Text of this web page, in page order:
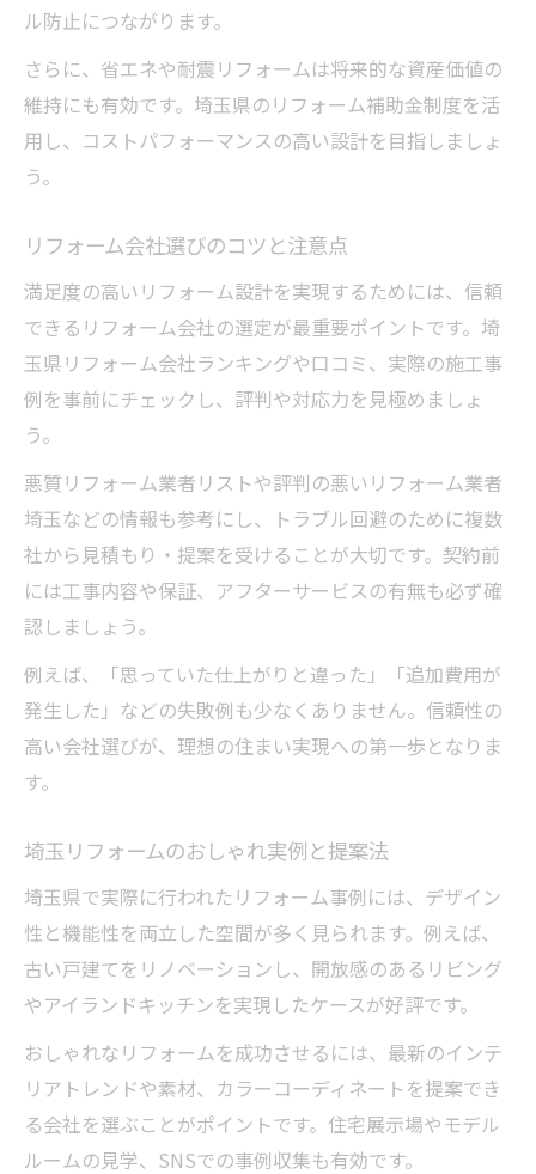
埼玉リフォーム補助金で費用負担を軽減
おしゃれ空間へのリフォーム設計術を学ぶ
おしゃれなリフォーム設計の基本ポイント
埼玉リフォームで叶う最新デザイン事例
リフォーム設計で住まいの印象を一新
ル防止につながります。
さらに、省エネや耐震リフォームは将来的な資産価値の
維持にも有効です。埼玉県のリフォーム補助金制度を活
用し、コストパフォーマンスの高い設計を目指しましょ
う。
リフォーム会社選びのコツと注意点
満足度の高いリフォーム設計を実現するためには、信頼
できるリフォーム会社の選定が最重要ポイントです。埼
玉県リフォーム会社ランキングや口コミ、実際の施工事
例を事前にチェックし、評判や対応力を見極めましょ
う。
悪質リフォーム業者リストや評判の悪いリフォーム業者
埼玉などの情報も参考にし、トラブル回避のために複数
社から見積もり・提案を受けることが大切です。契約前
には工事内容や保証、アフターサービスの有無も必ず確
認しましょう。
例えば、「思っていた仕上がりと違った」「追加費用が
発生した」などの失敗例も少なくありません。信頼性の
高い会社選びが、理想の住まい実現への第一歩となりま
す。
埼玉リフォームのおしゃれ実例と提案法
埼玉県で実際に行われたリフォーム事例には、デザイン
性と機能性を両立した空間が多く見られます。例えば、
古い戸建てをリノベーションし、開放感のあるリビング
やアイランドキッチンを実現したケースが好評です。
おしゃれなリフォームを成功させるには、最新のインテ
リアトレンドや素材、カラーコーディネートを提案でき
る会社を選ぶことがポイントです。住宅展示場やモデル
ルームの見学、SNSでの事例収集も有効です。